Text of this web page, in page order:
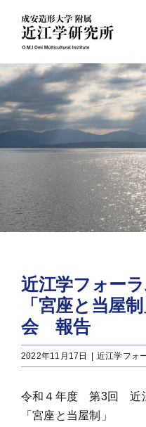
content
近江学フォー
「宮座と当屋
会 報告
2022年11月17日 近江学フォ
令和４年度 第3回 近
「宮座と当屋制」